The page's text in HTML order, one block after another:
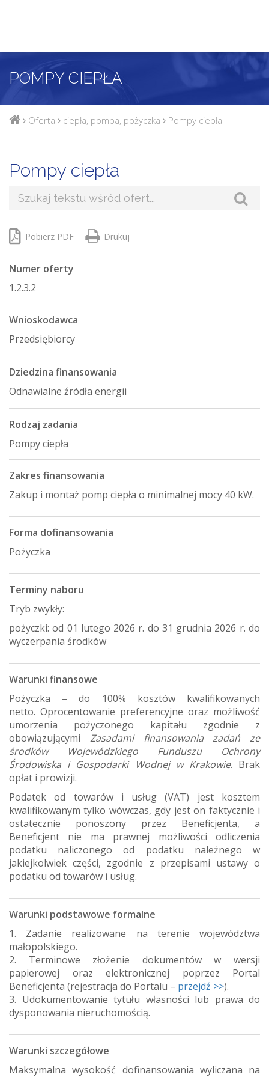
POMPY CIEPŁA
Oferta ciepła, pompa, pożyczka Pompy ciepła
Pompy ciepła
Pobierz PDF Drukuj
Numer oferty
1.2.3.2
Wnioskodawca
Przedsiębiorcy
Dziedzina finansowania
Odnawialne źródła energii
Rodzaj zadania
Pompy ciepła
Zakres finansowania
Zakup i montaż pomp ciepła o minimalnej mocy 40 kW.
Forma dofinansowania
Pożyczka
Terminy naboru
Tryb zwykły:
pożyczki: od 01 lutego 2026 r. do 31 grudnia 2026 r. do
wyczerpania środków
Warunki finansowe
Pożyczka – do 100% kosztów kwalifikowanych
netto. Oprocentowanie preferencyjne oraz możliwość
umorzenia pożyczonego kapitału zgodnie z
obowiązującymi Zasadami finansowania zadań ze
środków Wojewódzkiego Funduszu Ochrony
Środowiska i Gospodarki Wodnej w Krakowie. Brak
opłat i prowizji.
Podatek od towarów i usług (VAT) jest kosztem
kwalifikowanym tylko wówczas, gdy jest on faktycznie i
ostatecznie ponoszony przez Beneficjenta, a
Beneficjent nie ma prawnej możliwości odliczenia
podatku naliczonego od podatku należnego w
jakiejkolwiek części, zgodnie z przepisami ustawy o
podatku od towarów i usług.
Warunki podstawowe formalne
1. Zadanie realizowane na terenie województwa
małopolskiego.
2. Terminowe złożenie dokumentów w wersji
papierowej oraz elektronicznej poprzez Portal
Beneficjenta (rejestracja do Portalu – przejdź >>).
3. Udokumentowanie tytułu własności lub prawa do
dysponowania nieruchomością.
Warunki szczegółowe
Maksymalna wysokość dofinansowania wyliczana na